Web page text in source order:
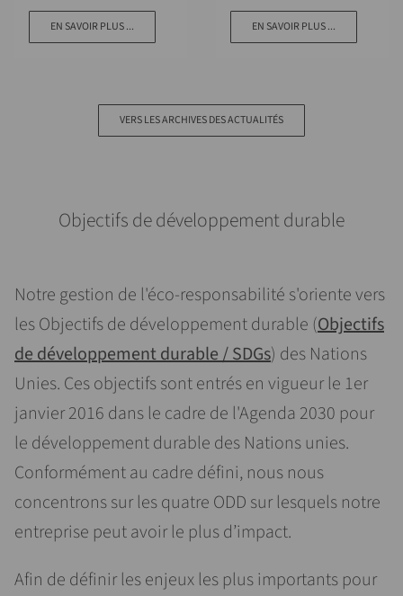
EN SAVOIR PLUS ... EN SAVOIR PLUS ...
VERS LES ARCHIVES DES ACTUALITÉS
Objectifs de développement durable
Notre gestion de l'éco-responsabilité s'oriente vers
les Objectifs de développement durable (Objectifs
de développement durable / SDGs) des Nations
Unies. Ces objectifs sont entrés en vigueur le 1er
janvier 2016 dans le cadre de l'Agenda 2030 pour
le développement durable des Nations unies.
Conformément au cadre défini, nous nous
concentrons sur les quatre ODD sur lesquels notre
entreprise peut avoir le plus d’impact.
Afin de définir les enjeux les plus importants pour